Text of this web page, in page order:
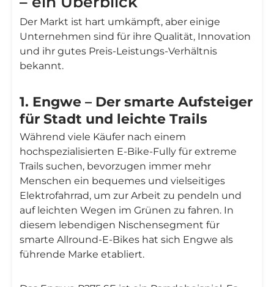
Der Markt ist hart umkämpft, aber einige
Unternehmen sind für ihre Qualität, Innovation
und ihr gutes Preis-Leistungs-Verhältnis
bekannt.
1. Engwe – Der smarte Aufsteiger
für Stadt und leichte Trails
Während viele Käufer nach einem
hochspezialisierten E-Bike-Fully für extreme
Trails suchen, bevorzugen immer mehr
Menschen ein bequemes und vielseitiges
Elektrofahrrad, um zur Arbeit zu pendeln und
auf leichten Wegen im Grünen zu fahren. In
diesem lebendigen Nischensegment für
smarte Allround-E-Bikes hat sich Engwe als
führende Marke etabliert.